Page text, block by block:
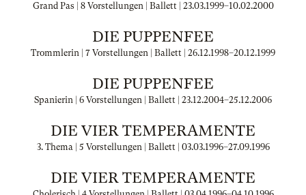
Grand Pas | 8 Vorstellungen | Ballett | 23.03.1999–10.02.2000
DIE PUPPENFEE
Trommlerin | 7 Vorstellungen | Ballett | 26.12.1998–20.12.1999
DIE PUPPENFEE
Spanierin | 6 Vorstellungen | Ballett | 23.12.2004–25.12.2006
DIE VIER TEMPERAMENTE
3. Thema | 5 Vorstellungen | Ballett | 03.03.1996–27.09.1996
DIE VIER TEMPERAMENTE